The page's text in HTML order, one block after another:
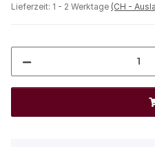
Lieferzeit: 1 - 2 Werktage (CH -